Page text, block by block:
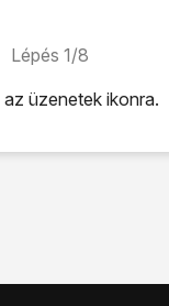
Lépés 1/8
az üzenetek ikonra.